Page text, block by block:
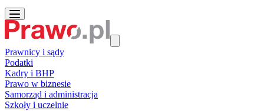
Prawnicy i sądy
Podatki
Kadry i BHP
Prawo w biznesie
Samorząd i administracja
Szkoły i uczelnie